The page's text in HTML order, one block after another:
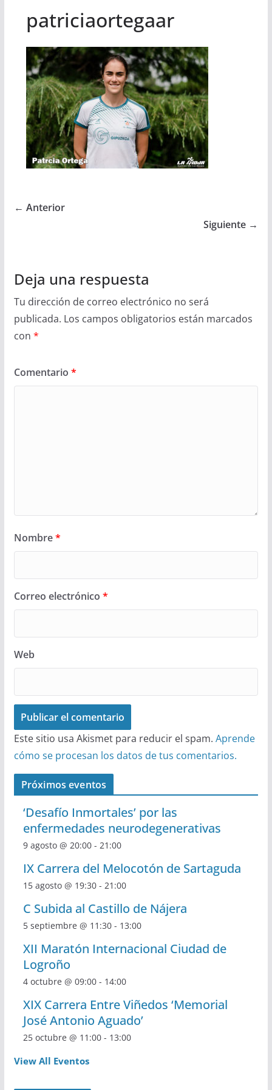
patriciaortegaar
← Anterior
Siguiente →
Deja una respuesta
Tu dirección de correo electrónico no será
publicada. Los campos obligatorios están marcados
con *
Comentario *
Nombre*
Correo electrónico *
Web
Este sitio usa Akismet para reducir el spam. Aprende
cómo se procesan los datos de tus comentarios.
Próximos eventos
‘Desafío Inmortales’ por las
enfermedades neurodegenerativas
9 agosto @ 20:00- 21:00
IX Carrera del Melocotón de Sartaguda
15 agosto @ 19:30- 21:00
C Subida al Castillo de Nájera
5 septiembre @ 11:30- 13:00
XII Maratón Internacional Ciudad de
Logroño
4 octubre @ 09:00- 14:00
XIX Carrera Entre Viñedos ‘Memorial
José Antonio Aguado’
25 octubre @ 11:00- 13:00
View All Eventos